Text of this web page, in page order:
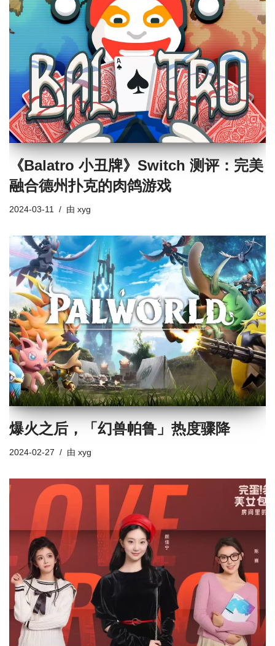
《Balatro 小丑牌》Switch 测评：完美
融合德州扑克的肉鸽游戏
2024-03-11 由 xyg
爆火之后，「幻兽帕鲁」热度骤降
2024-02-27 由 xyg